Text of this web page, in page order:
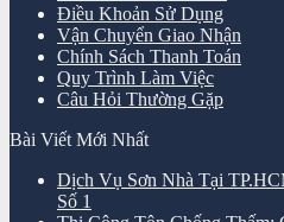
Điều Khoản Sử Dụng
Vận Chuyển Giao Nhận
Chính Sách Thanh Toán
Quy Trình Làm Việc
Câu Hỏi Thường Gặp
Bài Viết Mới Nhất
Dịch Vụ Sơn Nhà Tại
Số 1